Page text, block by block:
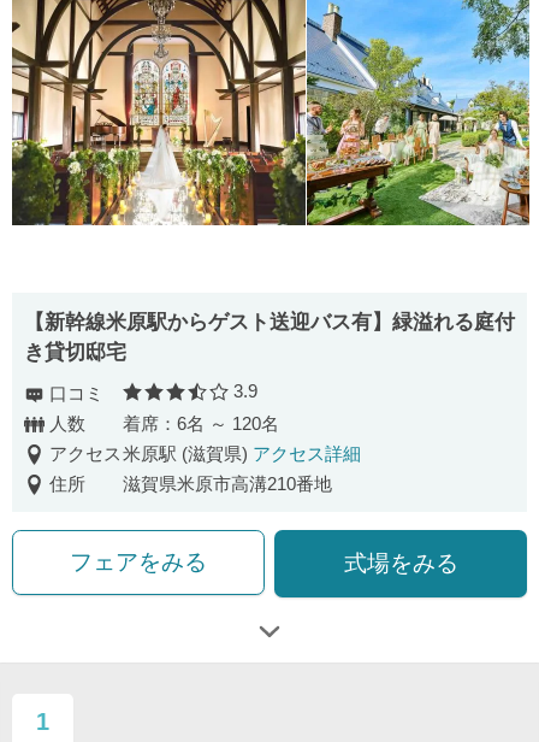
【新幹線米原駅からゲスト送迎バス有】緑溢れる庭付
き貸切邸宅
口コミ 口コミ評価
3.9
人数
着席：6名 ～ 120名
アクセス米原駅 (滋賀県) アクセス詳細
住所
滋賀県米原市高溝210番地
フェアをみる 式場をみる
1